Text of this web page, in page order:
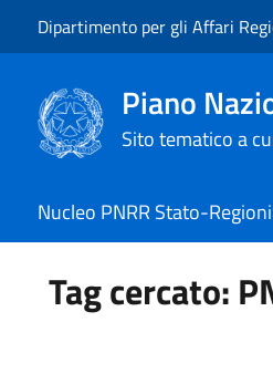
Dipartimento per gli Affari
Piano
Sito tematico a
Nucleo PNRR Stato-Regioni
Tag cercato: